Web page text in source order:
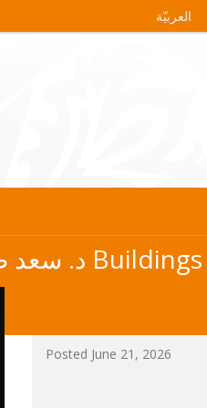
العربيّة
Posted June 21, 2026